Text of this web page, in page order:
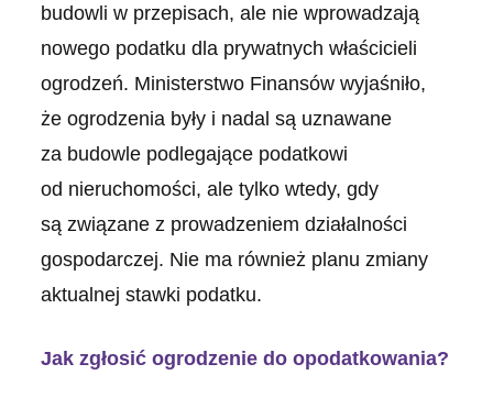
budowli w przepisach, ale nie wprowadzają
nowego podatku dla prywatnych właścicieli
ogrodzeń. Ministerstwo Finansów wyjaśniło,
że ogrodzenia były i nadal są uznawane
za budowle podlegające podatkowi
od nieruchomości, ale tylko wtedy, gdy
są związane z prowadzeniem działalności
gospodarczej. Nie ma również planu zmiany
aktualnej stawki podatku.
Jak zgłosić ogrodzenie do opodatkowania?